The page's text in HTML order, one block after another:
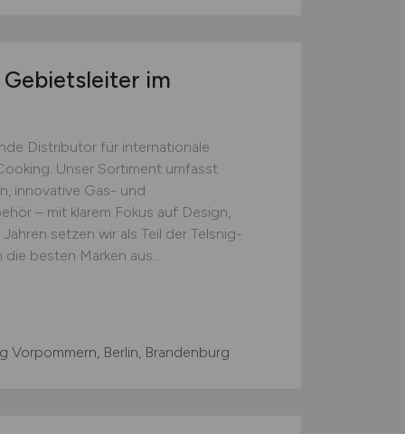
Gebietsleiter im
Distributor für internationale
Unser Sortiment umfasst
innovative Gas- und
– mit klarem Fokus auf Design,
setzen wir als Teil der Telsnig-
besten Marken aus...
Vorpommern, Berlin, Brandenburg